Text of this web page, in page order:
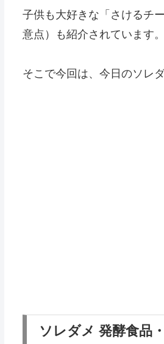
子供も大好きな「さけるチ
意点）も紹介されています。
そこで今回は、今日のソレ
ソレダメ 発酵食品